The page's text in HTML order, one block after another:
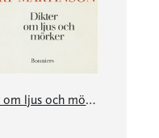
Dikter om ljus och mörker